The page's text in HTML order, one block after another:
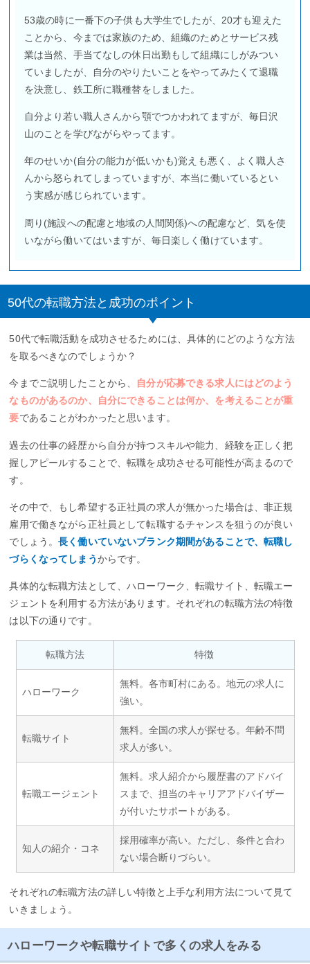
53歳の時に一番下の子供も大学生でしたが、20才も迎えた
ことから、今までは家族のため、組織のためとサービス残
業は当然、手当てなしの休日出勤もして組織にしがみつい
ていましたが、自分のやりたいことをやってみたくて退職
を決意し、鉄工所に職種替をしました。
自分より若い職人さんから顎でつかわれてますが、毎日沢
山のことを学びながらやってます。
年のせいか(自分の能力が低いかも)覚えも悪く、よく職人さ
んから怒られてしまっていますが、本当に働いているとい
う実感が感じられています。
周り(施設への配慮と地域の人間関係)への配慮など、気を使
いながら働いてはいますが、毎日楽しく働けています。
50代の転職方法と成功のポイント
50代で転職活動を成功させるためには、具体的にどのような方法
を取るべきなのでしょうか？
今までご説明したことから、
自分が応募できる求人にはどのよう
なものがあるのか、自分にできることは何か、を考えることが重
要であることがわかったと思います。
過去の仕事の経歴から自分が持つスキルや能力、経験を正しく把
握しアピールすることで、転職を成功させる可能性が高まるので
す。
その中で、もし希望する正社員の求人が無かった場合は、非正規
雇用で働きながら正社員として転職するチャンスを狙うのが良い
でしょう。長く働いていないブランク期間があることで、転職し
づらくなってしまうからです。
具体的な転職方法として、ハローワーク、転職サイト、転職エー
ジェントを利用する方法があります。それぞれの転職方法の特徴
は以下の通りです。
転職方法 特徴
ハローワーク
無料。各市町村にある。地元の求人に
強い。
転職サイト
無料。全国の求人が探せる。年齢不問
求人が多い。
転職エージェント
無料。求人紹介から履歴書のアドバイ
スまで、担当のキャリアアドバイザー
が付いたサポートがある。
知人の紹介・コネ
採用確率が高い。ただし、条件と合わ
ない場合断りづらい。
それぞれの転職方法の詳しい特徴と上手な利用方法について見て
いきましょう。
ハローワークや転職サイトで多くの求人をみる